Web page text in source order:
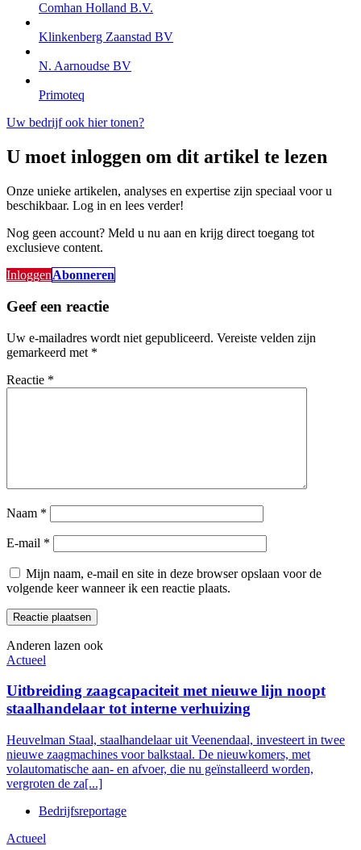
Comhan Holland B.V.
Klinkenberg Zaanstad BV
N. Aarnoudse BV
Primoteq
Uw bedrijf ook hier tonen?
U moet inloggen om dit artikel te lezen
Onze unieke artikelen, analyses en expertise zijn speciaal voor u
beschikbaar. Log in en lees verder!
Nog geen account? Meld u nu aan en krijg direct toegang tot
exclusieve content.
InloggenAbonneren
Geef een reactie
Uw e-mailadres wordt niet gepubliceerd. Vereiste velden zijn
gemarkeerd met *
Reactie *
Naam *
E-mail *
Mijn naam, e-mail en site in deze browser opslaan voor de
volgende keer wanneer ik een reactie plaats.
Anderen lazen ook
Actueel
Uitbreiding zaagcapaciteit met nieuwe lijn noopt
staalhandelaar tot interne verhuizing
Heuvelman Staal, staalhandelaar uit Veenendaal, investeert in twee
nieuwe zaagmachines voor balkstaal. De nieuwkomers, met
volautomatische aan- en afvoer, die nu geïnstalleerd worden,
vergroten de za[...]
Bedrijfsreportage
Actueel